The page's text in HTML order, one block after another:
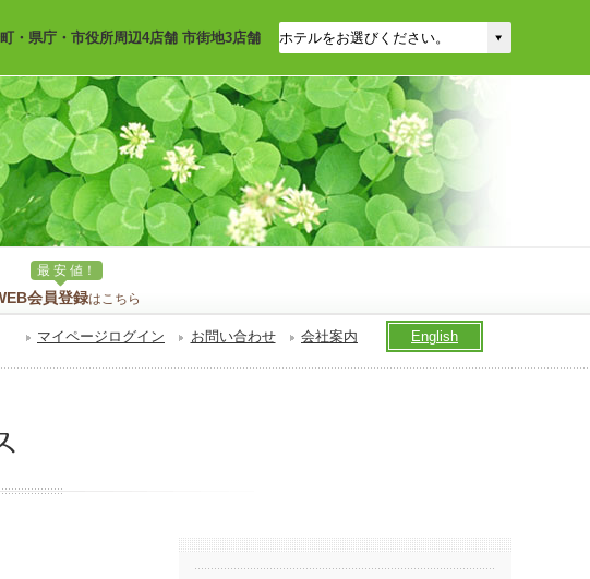
・県庁・市役所周辺4店舗 市街地3店舗
最 安 値！
会員登録はこちら
マイページログイン お問い合わせ 会社案内 English